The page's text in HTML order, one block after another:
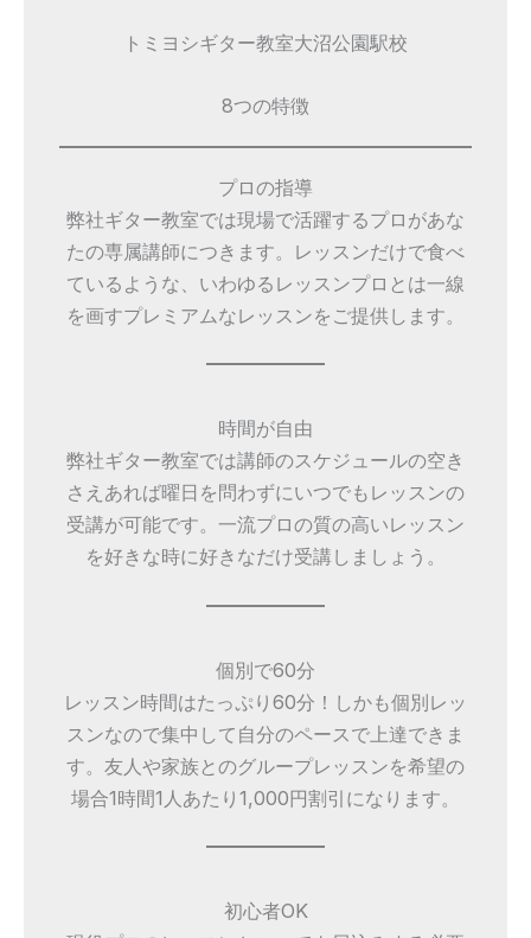
トミヨシギター教室大沼公園駅校
8つの特徴
プロの指導
弊社ギター教室では現場で活躍するプロがあな
たの専属講師につきます。レッスンだけで食べ
ているような、いわゆるレッスンプロとは一線
を画すプレミアムなレッスンをご提供します。
時間が自由
弊社ギター教室では講師のスケジュールの空き
さえあれば曜日を問わずにいつでもレッスンの
受講が可能です。一流プロの質の高いレッスン
を好きな時に好きなだけ受講しましょう。
個別で60分
レッスン時間はたっぷり60分！しかも個別レッ
スンなので集中して自分のペースで上達できま
す。友人や家族とのグループレッスンを希望の
場合1時間1人あたり1,000円割引になります。
初心者OK